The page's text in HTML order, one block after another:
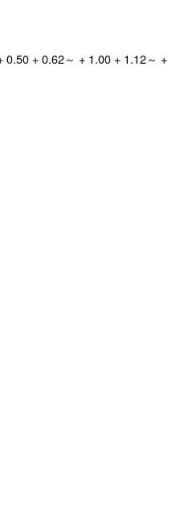
+ 0.62～ + 1.00 + 1.12～ +